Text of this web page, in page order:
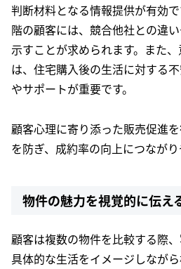
判断材料となる情報提供が有効
階の顧客には、競合他社との違
示すことが求められます。また
は、住宅購入後の生活に対する
やサポートが重要です。
顧客心理に寄り添った販売促進
を防ぎ、成約率の向上につながり
物件の魅力を視覚的に伝え
顧客は複数の物件を比較する際
具体的な生活をイメージしなが